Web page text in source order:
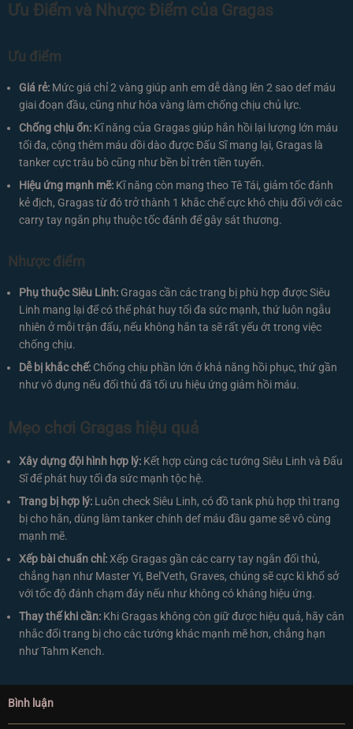
Ưu Điểm và Nhược Điểm của Gragas
Ưu điểm
Giá rẻ: Mức giá chỉ 2 vàng giúp anh em dễ dàng lên 2 sao def máu
giai đoạn đầu, cũng như hóa vàng làm chống chịu chủ lực.
Chống chịu ổn: Kĩ năng của Gragas giúp hắn hồi lại lượng lớn máu
tối đa, cộng thêm máu dồi dào được Đấu Sĩ mang lại, Gragas là
tanker cực trâu bò cũng như bền bỉ trên tiền tuyến.
Hiệu ứng mạnh mẽ: Kĩ năng còn mang theo Tê Tái, giảm tốc đánh
kẻ địch, Gragas từ đó trở thành 1 khắc chế cực khó chịu đối với các
carry tay ngắn phụ thuộc tốc đánh để gây sát thương.
Nhược điểm
Phụ thuộc Siêu Linh: Gragas cần các trang bị phù hợp được Siêu
Linh mang lại để có thể phát huy tối đa sức mạnh, thứ luôn ngẫu
nhiên ở mỗi trận đấu, nếu không hắn ta sẽ rất yếu ớt trong việc
chống chịu.
Dễ bị khắc chế: Chống chịu phần lớn ở khả năng hồi phục, thứ gần
như vô dụng nếu đối thủ đã tối ưu hiệu ứng giảm hồi máu.
Mẹo chơi Gragas hiệu quả
Xây dựng đội hình hợp lý: Kết hợp cùng các tướng Siêu Linh và Đấu
Sĩ để phát huy tối đa sức mạnh tộc hệ.
Trang bị hợp lý: Luôn check Siêu Linh, có đồ tank phù hợp thì trang
bị cho hắn, dùng làm tanker chính def máu đầu game sẽ vô cùng
mạnh mẽ.
Xếp bài chuẩn chỉ:Xếp Gragas gần các carry tay ngắn đối thủ,
chẳng hạn như Master Yi, Bel'Veth, Graves, chúng sẽ cực kì khổ sở
với tốc độ đánh chạm đáy nếu như không có kháng hiệu ứng.
Thay thế khi cần: Khi Gragas không còn giữ được hiệu quả, hãy cân
nhắc đổi trang bị cho các tướng khác mạnh mẽ hơn, chẳng hạn
như Tahm Kench.
Bình luận